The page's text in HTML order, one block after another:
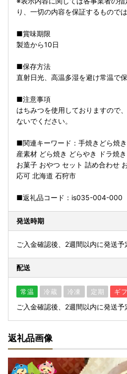
り、一切の内容を保証するもので
■賞味期限
製造から10日
■保存方法
直射日光、高温多湿を避け常温で
■注意事項
はちみつを使用しておりますので
ないでください。
■関連キーワード：手焼きどら焼
産素材 どら焼き どらやき ドラ焼
お菓子 おやつ セット 詰め合わせ
応可 北海道 石狩市
■返礼品コード：is035-004-000
発送時期
ご入金確認後、2週間以内に発送予
配送
常温 冷蔵 冷凍 定期 ギ
ご入金確認後、2週間以内に発送予
返礼品画像